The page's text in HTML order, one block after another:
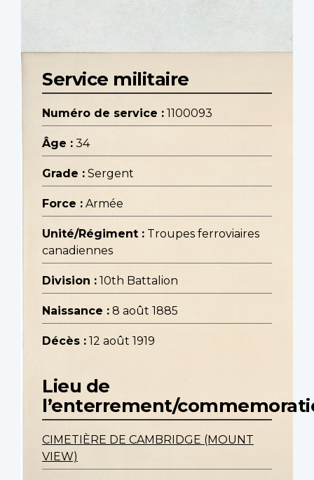
Service militaire
Numéro de service : 1100093
Âge : 34
Grade : Sergent
Force : Armée
Unité/Régiment : Troupes ferroviaires
canadiennes
Division : 10th Battalion
Naissance : 8 août 1885
Décès : 12 août 1919
Lieu de
l’enterrement/
CIMETIÈRE DE CAMBRIDGE (MOUNT
VIEW)